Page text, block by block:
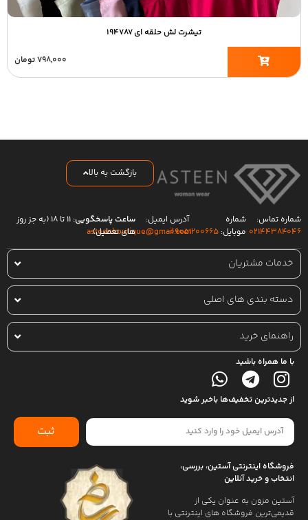
تیشرت لش حلقه ای ۱۹۴۷۸۷
۷۹۸,۰۰۰تومان
بازگشت به بالا
شماره تماس:
۰۲۱۴۴۳۸۴۰۴۶
شماره
موبایل: ۰۹۰۵۱۲۰۰۶۶۵
آدرس ایمیل:
asteenboutique@gmail.com
ساعت پاسخگویی:
۱۱ تا ۱۸ (به جز روز
های تعطیل)
خدمات مشتریان
دسته بندی های اصلی
راهنمای خرید
با ما همراه باشید
از جدیدترین تخفیف‌ها باخبر شوید
ثبت
فروشگاه اینترنتی آستین، بررسی،
انتخاب و خرید آنلاین
آستین مزون به عنوان یکی از
قدیمی‌ترین فروشگاه های اینترنتی با